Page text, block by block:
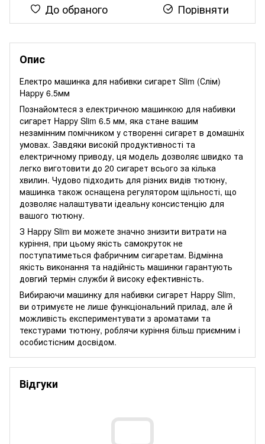
До обраного Порівняти
Опис
Електро машинка для набивки сигарет Slim (Слім)
Happy 6.5мм
Познайомтеся з електричною машинкою для набивки
сигарет Happy Slim 6.5 мм, яка стане вашим
незамінним помічником у створенні сигарет в домашніх
умовах. Завдяки високій продуктивності та
електричному приводу, ця модель дозволяє швидко та
легко виготовити до 20 сигарет всього за кілька
хвилин. Чудово підходить для різних видів тютюну,
машинка також оснащена регулятором щільності, що
дозволяє налаштувати ідеальну консистенцію для
вашого тютюну.
З Happy Slim ви можете значно знизити витрати на
куріння, при цьому якість самокруток не
поступатиметься фабричним сигаретам. Відмінна
якість виконання та надійність машинки гарантують
довгий термін служби й високу ефективність.
Вибираючи машинку для набивки сигарет Happy Slim,
ви отримуєте не лише функціональний прилад, але й
можливість експериментувати з ароматами та
текстурами тютюну, роблячи куріння більш приємним і
особистісним досвідом.
Відгуки